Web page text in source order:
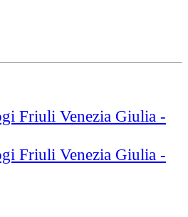
Friuli Venezia Giulia -
Friuli Venezia Giulia -